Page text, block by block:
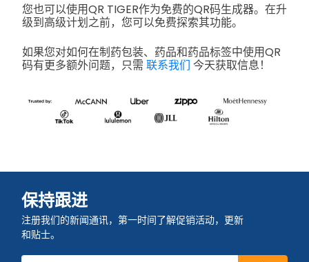
您也可以使用QR TIGER作为免费的QR码生成器。在升
级到高级计划之前，您可以免费探索其功能。
如果您对如何在制药包装、药品和药品标签中使用QR
码有更多额外问题，只需 联系我们 今天获取信息！
保持跟进
注册我们的新闻通讯，第一时间了解促销活动，更新
和贴士。